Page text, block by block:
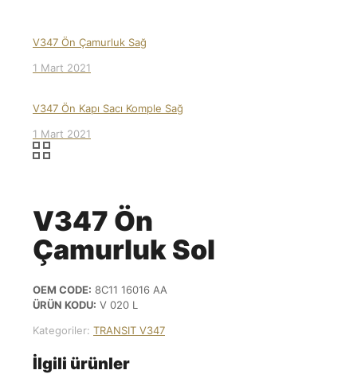
V347 Ön Çamurluk Sağ
1 Mart 2021
V347 Ön Kapı Sacı Komple Sağ
1 Mart 2021
V347 Ön
Çamurluk Sol
OEM CODE: 8C11 16016 AA
ÜRÜN KODU: V 020 L
Kategoriler: TRANSIT V347
İlgili ürünler